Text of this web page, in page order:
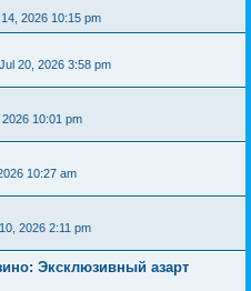
2026 10:15 pm
20, 2026 3:58 pm
10:01 pm
10:27 am
2026 2:11 pm
Эксклюзивный азарт